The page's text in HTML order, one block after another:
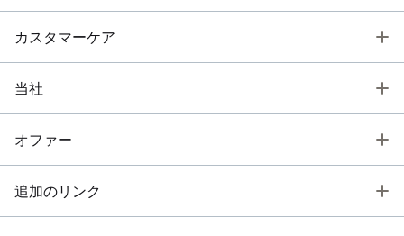
カスタマーケア
当社
オファー
追加のリンク